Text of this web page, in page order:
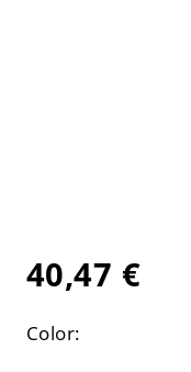
40,47 €
Color: